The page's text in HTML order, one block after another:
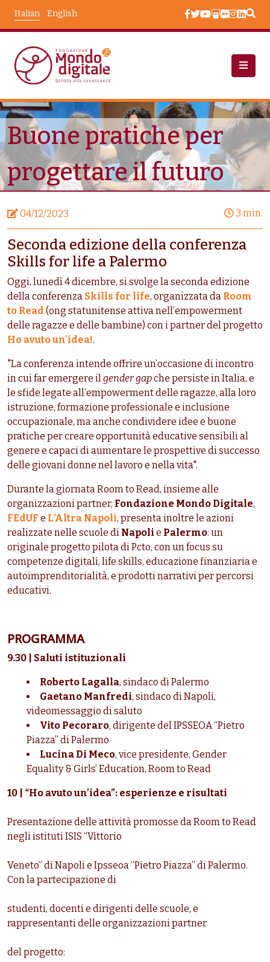
English
Italian
Notizie Buone Pratiche Per Progettare Il Futuro
Buone pratiche per
progettare il futuro
04/12/2023 3 min.
Seconda edizione della conferenza
Skills for life a Palermo
Oggi, lunedì 4 dicembre, si svolge la seconda edizione
della conferenza Skills for life, organizzata da Room
to Read (ong statunitense attiva nell’empowerment
delle ragazze e delle bambine) con i partner del progetto
Ho avuto un'idea!.
"La conferenza intende offrire un’occasione di incontro
in cui far emergere ilgender gapche persiste in Italia, e
le sfide legate all’empowerment delle ragazze, alla loro
istruzione, formazione professionale e inclusione
occupazionale, ma anche condividere idee e buone
pratiche per creare opportunità educative sensibili al
genere e capaci di aumentare le prospettive di successo
delle giovani donne nel lavoro e nella vita".
Durante la giornata Room to Read, insieme alle
organizzazioni partner, Fondazione Mondo Digitale,
FEdUF e L’Altra Napoli, presenta inoltre le azioni
realizzate nelle scuole di Napoli e Palermo: un
originale progetto pilota di Pcto, con un focus su
competenze digitali, life skills, educazione finanziaria e
autoimprenditorialità, e prodotti narrativi per percorsi
educativi.
PROGRAMMA
9.30 | Saluti istituzionali
Roberto Lagalla, sindaco di Palermo
Gaetano Manfredi, sindaco di Napoli,
videomessaggio di saluto
Vito Pecoraro, dirigente del IPSSEOA “Pietro
Piazza” di Palermo
Lucina Di Meco, vice presidente, Gender
Equality & Girls’ Education, Room to Read
10 | “Ho avuto un’idea”: esperienze e risultati
Presentazione delle attività promosse da Room to Read
negli istituti ISIS “Vittorio
Veneto” di Napoli e Ipsseoa “Pietro Piazza” di Palermo.
Con la partecipazione di
studenti, docenti e dirigenti delle scuole, e
rappresentanti delle organizzazioni partner
del progetto: